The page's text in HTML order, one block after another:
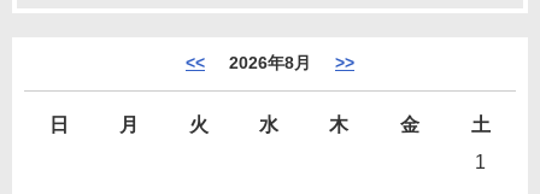
<< 2026年8月 >>
日 月 火 水 木 金
土
1